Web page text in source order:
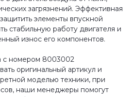
загрязнений. Эффективная
элементы впускной
стабильную работу двигателя и
износ его компонентов.
с номером 8003002
оригинальный артикул и
моделью техники, при
наши менеджеры помогут